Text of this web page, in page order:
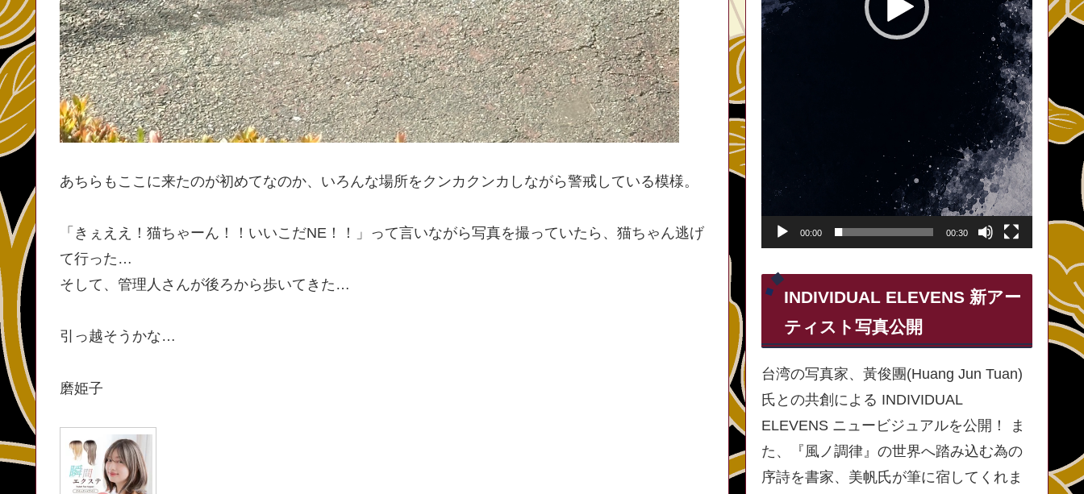
あちらもここに来たのが初めてなのか、いろんな場所をクンカクンカしながら警戒している模様。
「きぇええ！猫ちゃーん！！いいこだNE！！」って言いながら写真を撮っていたら、猫ちゃん逃げ
て行った…
そして、管理人さんが後ろから歩いてきた…
引っ越そうかな…
磨姫子
00:00 00:30
INDIVIDUAL ELEVENS 新アー
ティスト写真公開
台湾の写真家、黃俊團(Huang Jun Tuan)
氏との共創による INDIVIDUAL
ELEVENS ニュービジュアルを公開！ ま
た、『風ノ調律』の世界へ踏み込む為の
序詩を書家、美帆氏が筆に宿してくれま